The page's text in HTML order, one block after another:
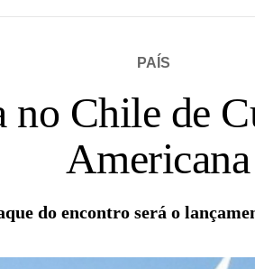
PAÍS
Chile de
Americana
do encontro será o